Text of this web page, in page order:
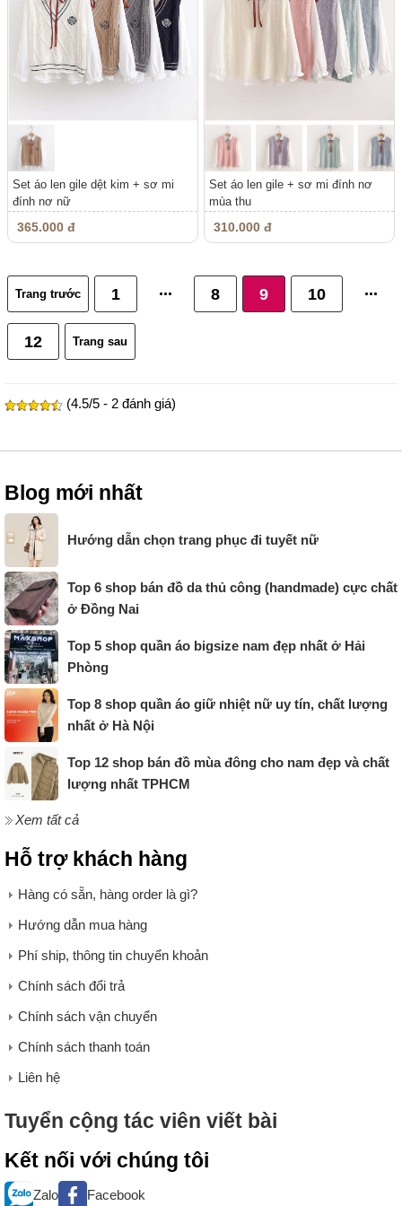
Set áo len gile dệt kim + sơ mi
đính nơ nữ
365.000 đ
Set áo len gile + sơ mi đính nơ
mùa thu
310.000 đ
Trang trước 1 ... 8 9 10 ...
12 Trang sau
(4.5/5 - 2 đánh giá)
Blog mới nhất
Hướng dẫn chọn trang phục đi tuyết nữ
Top 6 shop bán đồ da thủ công (handmade) cực chất
ở Đồng Nai
Top 5 shop quần áo bigsize nam đẹp nhất ở Hải
Phòng
Top 8 shop quần áo giữ nhiệt nữ uy tín, chất lượng
nhất ở Hà Nội
Top 12 shop bán đồ mùa đông cho nam đẹp và chất
lượng nhất TPHCM
Xem tất cả
Hỗ trợ khách hàng
Hàng có sẵn, hàng order là gì?
Hướng dẫn mua hàng
Phí ship, thông tin chuyển khoản
Chính sách đổi trả
Chính sách vận chuyển
Chính sách thanh toán
Liên hệ
Tuyển cộng tác viên viết bài
Kết nối với chúng tôi
Zalo Facebook